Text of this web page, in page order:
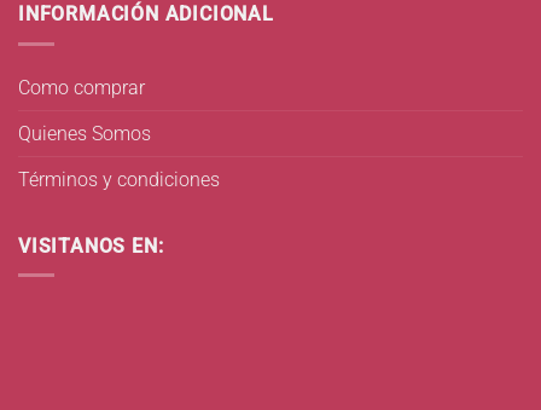
INFORMACIÓN ADICIONAL
Como comprar
Quienes Somos
Términos y condiciones
VISITANOS EN: